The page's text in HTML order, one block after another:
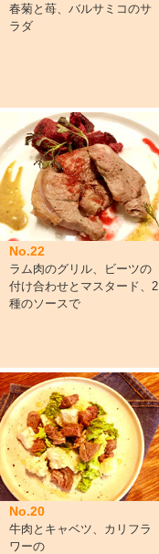
春菊と苺、バルサミコのサ
ラダ
No.22
ラム肉のグリル、ビーツの
付け合わせとマスタード、2
種のソースで
No.20
牛肉とキャベツ、カリフラ
ワーの